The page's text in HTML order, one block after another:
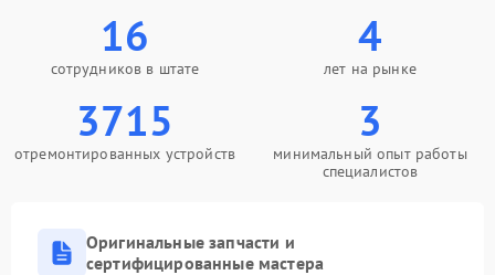
16
сотрудников в штате
4
лет на рынке
3715
отремонтированных устройств
3
минимальный опыт работы
специалистов
Оригинальные запчасти и
сертифицированные мастера